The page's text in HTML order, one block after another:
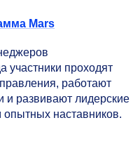
Mars
участники проходят
работают
и развивают лидерские
опытных наставников.